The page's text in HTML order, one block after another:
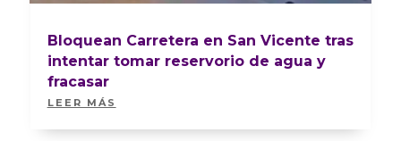
Bloquean Carretera en San Vicente tras
intentar tomar reservorio de agua y
fracasar
LEER MÁS